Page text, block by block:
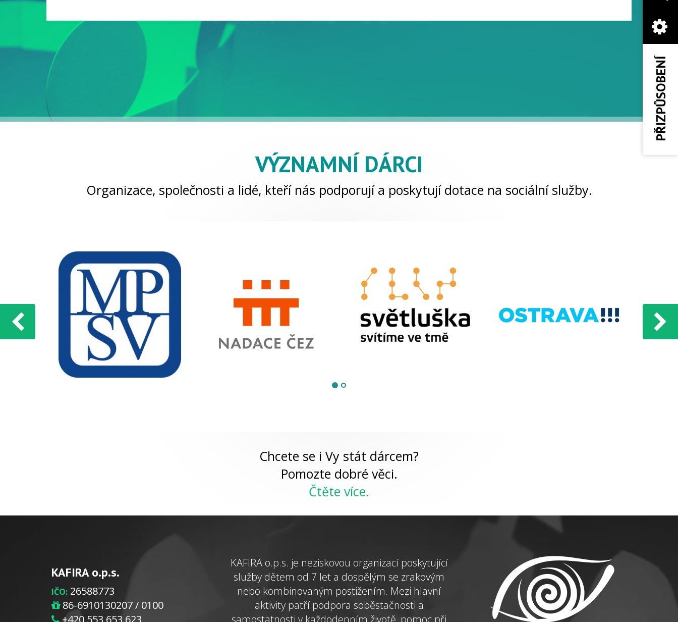
VÝZNAMNÍ DÁRCI
Organizace, společnosti a lidé, kteří nás podporují a poskytují dotace na sociální služby.
Chcete se i Vy stát dárcem?
Pomozte dobré věci.
Čtěte více.
KAFIRA o.p.s.
IČO: 26588773
86-6910130207 / 0100
+420 553 653 623
KAFIRA o.p.s. je neziskovou organizací poskytující
služby dětem od 7 let a dospělým se zrakovým
nebo kombinovaným postižením. Mezi hlavní
aktivity patří podpora soběstačnosti a
samostatnosti v každodenním životě, pomoc při
PŘIZPŮSOBENÍ